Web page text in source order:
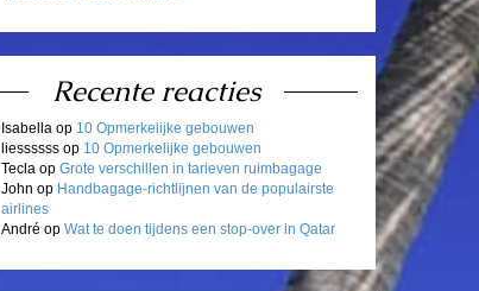
Recente reacties
Isabella op 10 Opmerkelijke gebouwen
liessssss op 10 Opmerkelijke gebouwen
Tecla op Grote verschillen in tarieven ruimbagage
John op Handbagage-richtlijnen van de populairste
airlines
André op Wat te doen tijdens een stop-over in Qatar